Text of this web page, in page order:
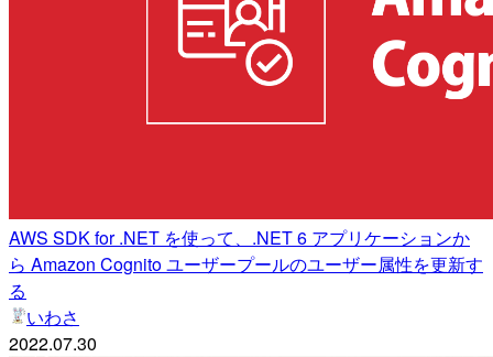
AWS SDK for .NET を使って、.NET 6 アプリケーションか
ら Amazon Cognito ユーザープールのユーザー属性を更新す
る
いわさ
2022.07.30